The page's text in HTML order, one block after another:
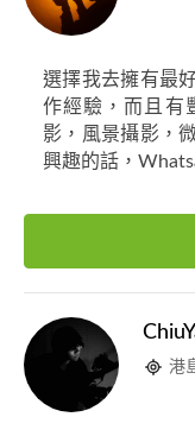
選擇我去擁有最
作經驗，而且有
影，風景攝影，
興趣的話，
港